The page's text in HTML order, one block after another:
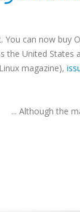
You can now buy
the United States
magazine),
Although the
...